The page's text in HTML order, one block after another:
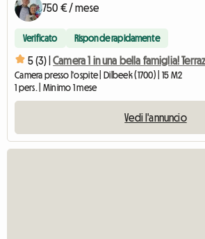
750 € / mese
Verificato Risponde rapidamente
5 (3) | Camera 1 in una bella famiglia!
Camera presso l'ospite | Dilbeek (1700) | 15 M2
1 pers. | Minimo 1 mese
Vedi l'annuncio